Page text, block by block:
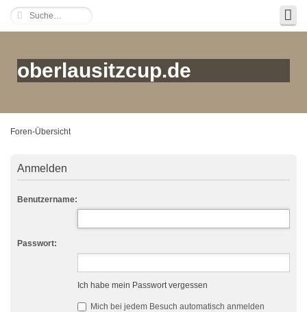
oberlausitzcup.de
Foren-Übersicht
Anmelden
Benutzername:
Passwort:
Ich habe mein Passwort vergessen
Mich bei jedem Besuch automatisch anmelden